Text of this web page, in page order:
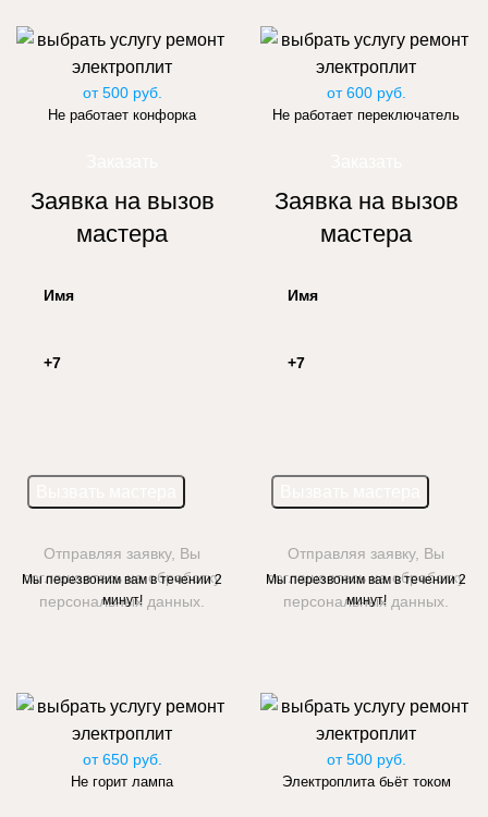
от 500 руб.
Не работает конфорка
Заявка на вызов
мастера
Отправляя заявку, Вы
соглашаетесь на обработку
персональных данных.
Мы перезвоним вам в течении 2
минут!
от 600 руб.
Не работает переключатель
Заявка на вызов
мастера
Отправляя заявку, Вы
соглашаетесь на обработку
персональных данных.
Мы перезвоним вам в течении 2
минут!
от 650 руб.
Не горит лампа
от 500 руб.
Электроплита бьёт током